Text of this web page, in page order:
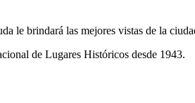
le brindará las mejores vistas de la
de Lugares Históricos desde 1943.